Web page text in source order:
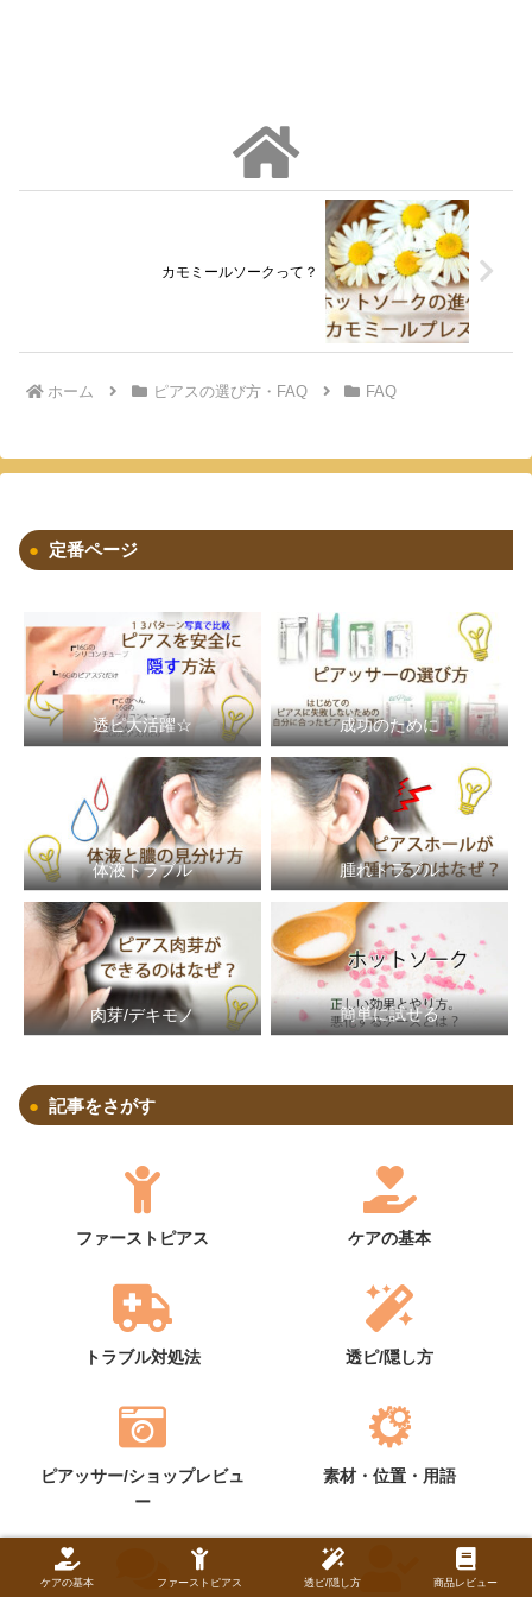
カモミールソークって？
ホーム ピアスの選び方・FAQ FAQ
定番ページ
透ピ大活躍☆ 成功のために
体液トラブル 腫れトラブル
肉芽/デキモノ 簡単に試せる
記事をさがす
ファーストピアス ケアの基本
トラブル対処法 透ピ/隠し方
ピアッサー/ショップレビュ
ー
素材・位置・用語
ケアの基本 ファーストピアス 透ピ/隠し方 商品レビュー